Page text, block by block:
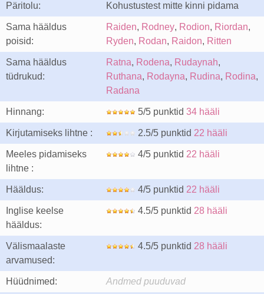
Päritolu: Kohustustest mitte kinni pidama
Sama hääldus
poisid:
Raiden, Rodney, Rodion, Riordan,
Ryden, Rodan, Raidon, Ritten
Sama hääldus
tüdrukud:
Ratna, Rodena, Rudaynah,
Ruthana, Rodayna, Rudina, Rodina,
Radana
Hinnang: 5/5 punktid 34 hääli
Kirjutamiseks lihtne : 2.5/5 punktid 22 hääli
Meeles pidamiseks
lihtne :
4/5 punktid 22 hääli
Hääldus: 4/5 punktid 22 hääli
Inglise keelse
hääldus:
4.5/5 punktid 28 hääli
Välismaalaste
arvamused:
4.5/5 punktid 28 hääli
Hüüdnimed: Andmed puuduvad